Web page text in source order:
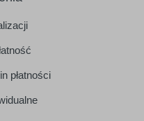
płatności